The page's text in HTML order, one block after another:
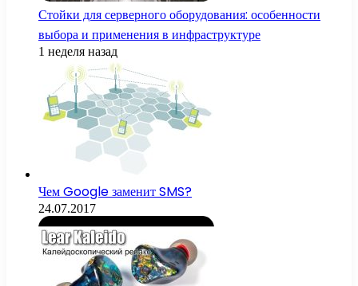
Стойки для серверного оборудования: особенности
выбора и применения в инфраструктуре
1 неделя назад
Чем Google заменит SMS?
24.07.2017